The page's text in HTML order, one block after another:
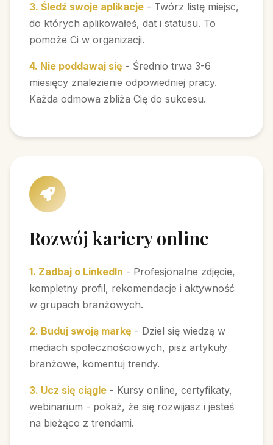
3. Śledź swoje aplikacje - Twórz listę miejsc,
do których aplikowałeś, dat i statusu. To
pomoże Ci w organizacji.
4. Nie poddawaj się - Średnio trwa 3-6
miesięcy znalezienie odpowiedniej pracy.
Każda odmowa zbliża Cię do sukcesu.
Rozwój kariery online
1. Zadbaj o LinkedIn - Profesjonalne zdjęcie,
kompletny profil, rekomendacje i aktywność
w grupach branżowych.
2. Buduj swoją markę - Dziel się wiedzą w
mediach społecznościowych, pisz artykuły
branżowe, komentuj trendy.
3. Ucz się ciągle - Kursy online, certyfikaty,
webinarium - pokaż, że się rozwijasz i jesteś
na bieżąco z trendami.